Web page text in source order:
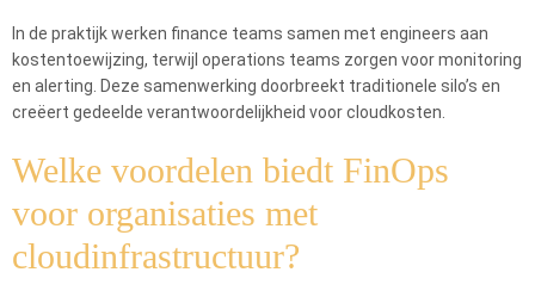
In de praktijk werken finance teams samen met engineers aan
kostentoewijzing, terwijl operations teams zorgen voor monitoring
en alerting. Deze samenwerking doorbreekt traditionele silo’s en
creëert gedeelde verantwoordelijkheid voor cloudkosten.
Welke voordelen biedt FinOps
voor organisaties met
cloudinfrastructuur?